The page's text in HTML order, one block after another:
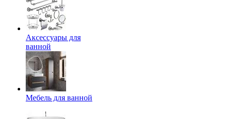
Аксессуары для
ванной
Мебель для ванной